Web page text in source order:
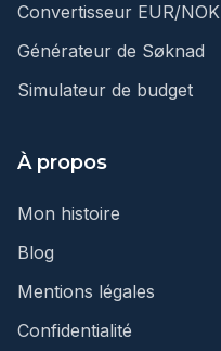
Convertisseur EUR/NOK
Générateur de Søknad
Simulateur de budget
À propos
Mon histoire
Blog
Mentions légales
Confidentialité